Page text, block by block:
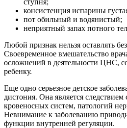
консистенция испарины
пот обильный и водянистый;
неприятный запах потного
Любой признак нельзя оставлять
Своевременное вмешательство
осложнений в деятельности ЦНС,
ребенку.
Еще одно серьезное детское
дистония. Она является следствием
кровеносных систем, патологий
Невнимание к заболеванию
функции внутренней регуляции.